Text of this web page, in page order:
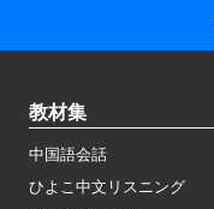
教材集
中国語会話
ひよこ中文リスニング